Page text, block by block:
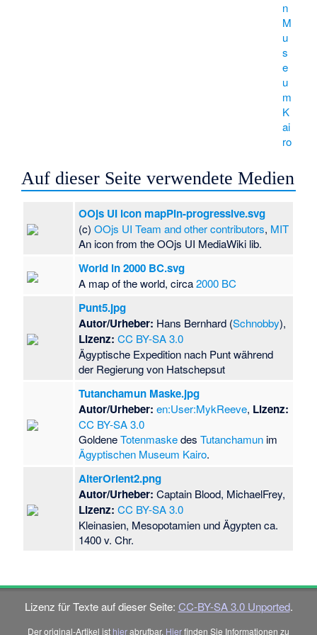
n
M
u
s
e
u
m
K
ai
ro
Auf dieser Seite verwendete Medien
OOjs UI icon mapPin-progressive.svg
(c)OOjs UI Team and other contributors, MIT
An icon from the OOjs UI MediaWiki lib.
World in 2000 BC.svg
A map of the world, circa2000 BC
Punt5.jpg
Autor/Urheber: Hans Bernhard (Schnobby),
Lizenz: CC BY-SA 3.0
Ägyptische Expedition nach Punt während
der Regierung von Hatschepsut
Tutanchamun Maske.jpg
Autor/Urheber: en:User:MykReeve, Lizenz:
CC BY-SA 3.0
GoldeneTotenmaskedesTutanchamun im
Ägyptischen Museum Kairo.
AlterOrient2.png
Autor/Urheber: Captain Blood, MichaelFrey,
Lizenz: CC BY-SA 3.0
Kleinasien, Mesopotamien und Ägypten ca.
1400 v. Chr.
Lizenz für Texte auf dieser Seite: CC-BY-SA 3.0 Unported.
Der original-Artikel ist hierabrufbar. Hierfinden Sie Informationen zu